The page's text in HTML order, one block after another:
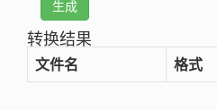
转换结果
文件名 格式